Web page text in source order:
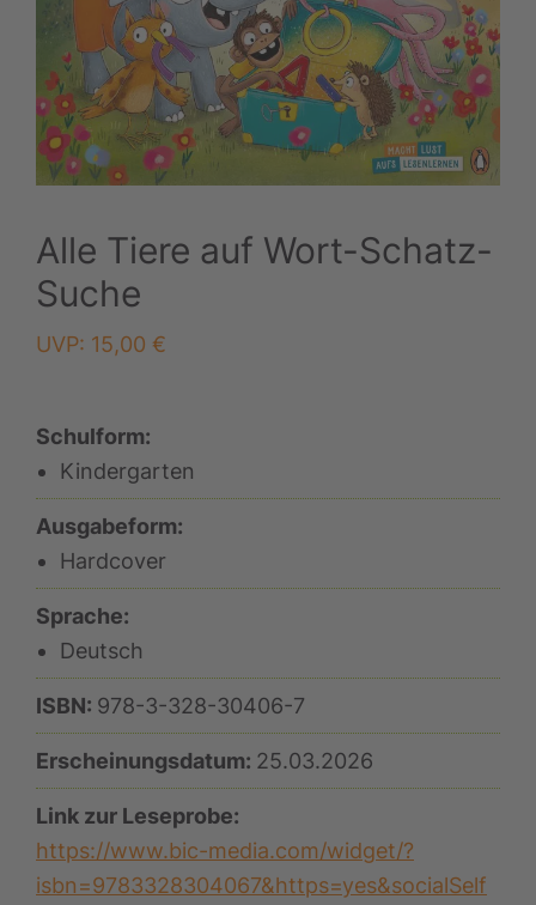
Alle Tiere auf Wort-Schatz-
Suche
UVP: 15,00 €
Schulform:
Kindergarten
Ausgabeform:
Hardcover
Sprache:
Deutsch
ISBN: 978-3-328-30406-7
Erscheinungsdatum: 25.03.2026
Link zur Leseprobe:
https://www.bic-media.com/widget/?
isbn=9783328304067&https=yes&socialSelf